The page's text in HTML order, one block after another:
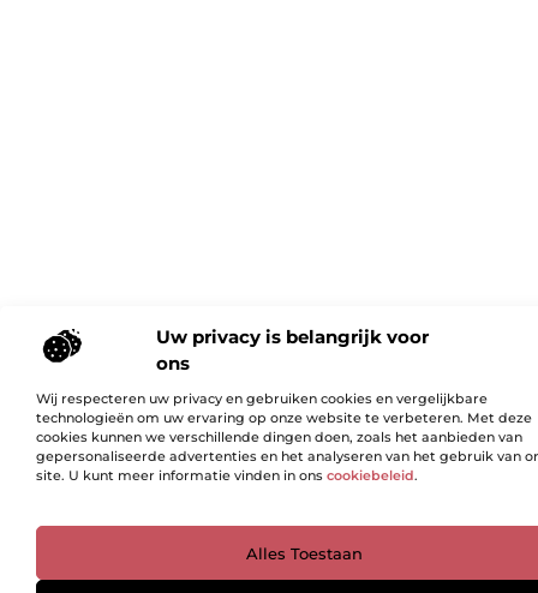
Uw privacy is belangrijk voor
ons
Wij respecteren uw privacy en gebruiken cookies en vergelijkbare
technologieën om uw ervaring op onze website te verbeteren. Met deze
cookies kunnen we verschillende dingen doen, zoals het aanbieden van
gepersonaliseerde advertenties en het analyseren van het gebruik van
site. U kunt meer informatie vinden in ons cookiebeleid.
Alles Toestaan